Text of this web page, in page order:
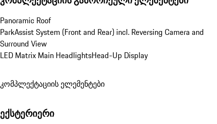
Panoramic Roof
ParkAssist System (Front and Rear) incl. Reversing Camera and
Surround View
LED Matrix Main HeadlightsHead-Up Display
კომპლექტაციის ელემენტები
ექსტერიერი